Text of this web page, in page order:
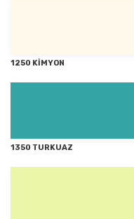
1250 KİMYON
1350 TURKUAZ